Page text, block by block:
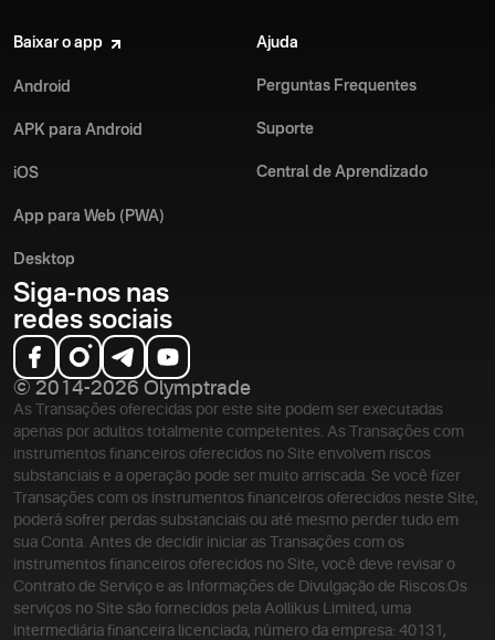
Baixar o app
Android
APK para Android
iOS
App para Web (PWA)
Desktop
Ajuda
Perguntas Frequentes
Suporte
Central de Aprendizado
Siga-nos nas
redes sociais
© 2014-2026 Olymptrade
As Transações oferecidas por este site podem ser executadas
apenas por adultos totalmente competentes. As Transações com
instrumentos financeiros oferecidos no Site envolvem riscos
substanciais e a operação pode ser muito arriscada. Se você fizer
Transações com os instrumentos financeiros oferecidos neste Site,
poderá sofrer perdas substanciais ou até mesmo perder tudo em
sua Conta. Antes de decidir iniciar as Transações com os
instrumentos financeiros oferecidos no Site, você deve revisar o
Contrato de Serviço e as Informações de Divulgação de Riscos. Os
serviços no Site são fornecidos pela Aollikus Limited, uma
intermediária financeira licenciada, número da empresa: 40131,